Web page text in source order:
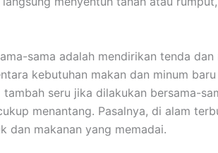
sama adalah mendirikan tenda
kebutuhan makan dan minum
seru jika dilakukan bersama-
menantang. Pasalnya, di alam
dan makanan yang memadai.